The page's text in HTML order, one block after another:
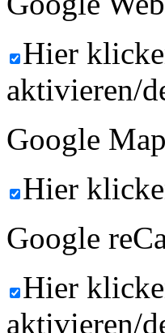
Hier
aktivieren/
Google
Hier
Google
Hier
aktivieren/